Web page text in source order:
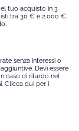
tuo acquisto in 3
tra 30 € e 2.000 €.
senza interessi o
Devi essere
caso di ritardo nel
Clicca qui per i